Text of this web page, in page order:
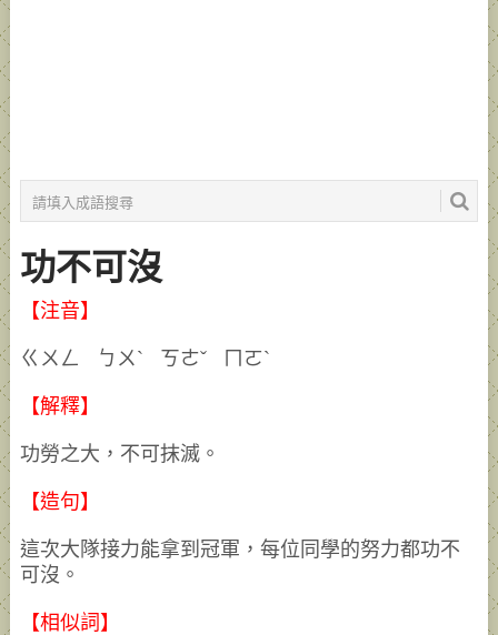
功不可沒
【注音】
ㄍㄨㄥ ㄅㄨˋ ㄎㄜˇ ㄇㄛˋ
【解釋】
功勞之大，不可抹滅。
【造句】
這次大隊接力能拿到冠軍，每位同學的努力都功不
可沒。
【相似詞】